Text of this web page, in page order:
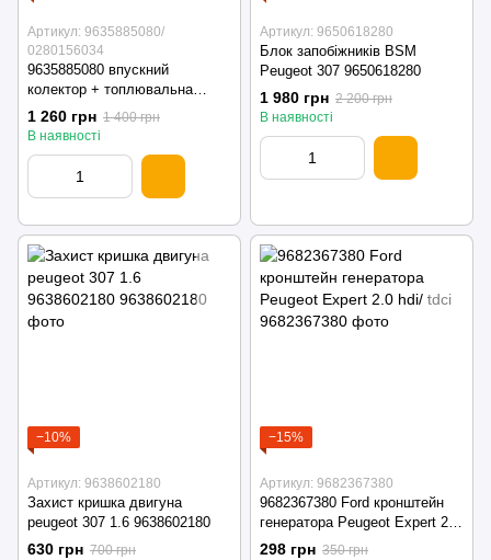
Артикул: 9635885080/
0280156034
9635885080 впускний
колектор + топлювальна
рейка (форсунки) Peugeot 307
1.6 b 0280156034
1 260 грн 1 400 грн
В наявності
Артикул: 9650618280
Блок запобіжників BSM
Peugeot 307 9650618280
1 980 грн 2 200 грн
В наявності
−10%
Артикул: 9638602180
Захист кришка двигуна
peugeot 307 1.6 9638602180
630 грн 700 грн
−15%
Артикул: 9682367380
9682367380 Ford кронштейн
генератора Peugeot Expert 2.0
hdi/ tdci
298 грн 350 грн